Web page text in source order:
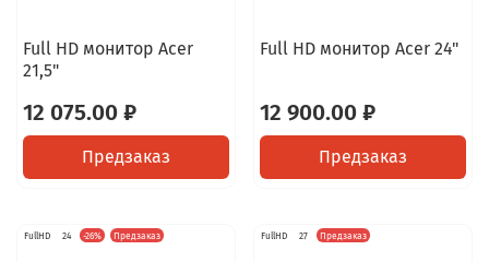
Full HD монитор Acer
21,5"
12 075.00 ₽
Предзаказ
Full HD монитор Acer 24"
12 900.00 ₽
Предзаказ
FullHD 24 -26% Предзаказ FullHD 27 Предзаказ